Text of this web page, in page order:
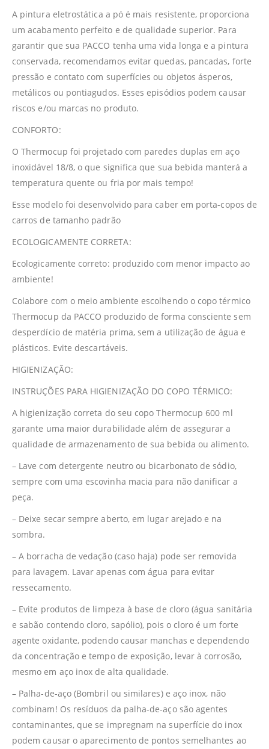
A pintura eletrostática a pó é mais resistente, proporciona
um acabamento perfeito e de qualidade superior. Para
garantir que sua PACCO tenha uma vida longa e a pintura
conservada, recomendamos evitar quedas, pancadas, forte
pressão e contato com superfícies ou objetos ásperos,
metálicos ou pontiagudos. Esses episódios podem causar
riscos e/ou marcas no produto.
CONFORTO:
O Thermocup foi projetado com paredes duplas em aço
inoxidável 18/8, o que significa que sua bebida manterá a
temperatura quente ou fria por mais tempo!
Esse modelo foi desenvolvido para caber em porta-copos de
carros de tamanho padrão
ECOLOGICAMENTE CORRETA:
Ecologicamente correto: produzido com menor impacto ao
ambiente!
Colabore com o meio ambiente escolhendo o copo térmico
Thermocup da PACCO produzido de forma consciente sem
desperdício de matéria prima, sem a utilização de água e
plásticos. Evite descartáveis.
HIGIENIZAÇÃO:
INSTRUÇÕES PARA HIGIENIZAÇÃO DO COPO TÉRMICO:
A higienização correta do seu copo Thermocup 600 ml
garante uma maior durabilidade além de assegurar a
qualidade de armazenamento de sua bebida ou alimento.
– Lave com detergente neutro ou bicarbonato de sódio,
sempre com uma escovinha macia para não danificar a
peça.
– Deixe secar sempre aberto, em lugar arejado e na
sombra.
– A borracha de vedação (caso haja) pode ser removida
para lavagem. Lavar apenas com água para evitar
ressecamento.
– Evite produtos de limpeza à base de cloro (água sanitária
e sabão contendo cloro, sapólio), pois o cloro é um forte
agente oxidante, podendo causar manchas e dependendo
da concentração e tempo de exposição, levar à corrosão,
mesmo em aço inox de alta qualidade.
– Palha-de-aço (Bombril ou similares) e aço inox, não
combinam! Os resíduos da palha-de-aço são agentes
contaminantes, que se impregnam na superfície do inox
podem causar o aparecimento de pontos semelhantes ao